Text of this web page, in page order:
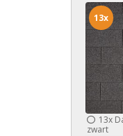
13x
zwart
13x